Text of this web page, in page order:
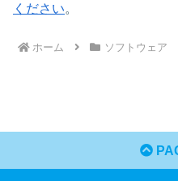
ください。
ホーム ソフトウェア